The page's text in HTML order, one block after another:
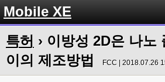
Mobile XE
특허 › 이방성 2D은 나노
이의 제조방법
FCC | 2018.07.26